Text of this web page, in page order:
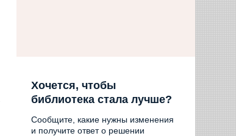
Хочется, чтобы
библиотека стала лучше?
Сообщите, какие нужны изменения
и получите ответ о решении